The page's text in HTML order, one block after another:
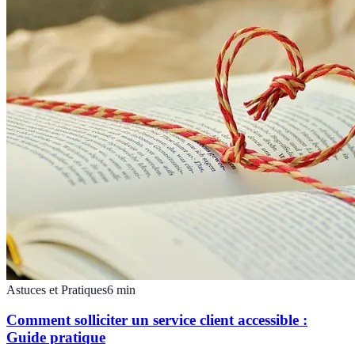
Astuces et Pratiques6 min
Comment solliciter un service client accessible :
Guide pratique